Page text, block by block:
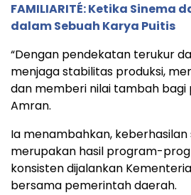
FAMILIARITÉ: Ketika Sinema
dalam Sebuah Karya Puitis
“Dengan pendekatan terukur
menjaga stabilitas produksi,
dan memberi nilai tambah bagi
Amran.
Ia menambahkan, keberhasilan
merupakan hasil program-
konsisten dijalankan
bersama pemerintah daerah.